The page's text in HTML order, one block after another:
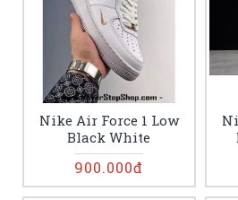
Nike Air Force 1 Low
Black White
900.000đ